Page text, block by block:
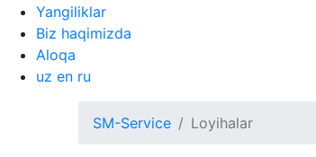
Yangiliklar
Biz haqimizda
Aloqa
uz en ru
SM-Service Loyihalar